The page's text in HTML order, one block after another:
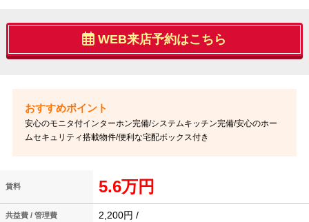
WEB来店予約はこちら
安心のモニタ付インターホン完備/システムキッチン完備/安心のホー
ムセキュリティ搭載物件/便利な宅配ボックス付き
賃料 5.6万円
共益費 / 管理費 2,200円 /